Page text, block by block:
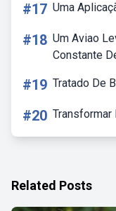
#17 Uma
#18 Um Aviao
Constante
#19 Tratado De
#20 Transformar
Related Posts